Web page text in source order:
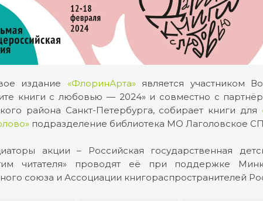
издание «ФлоринАрта»является участником
книги с любовью — 2024» и совместно с
района Санкт-Петербурга, собирает книги для
подразделение библиотека МО Лаголовское
акции – Российская государственная
читателя» проводят её при поддержке
союза и Ассоциации книгораспространителей